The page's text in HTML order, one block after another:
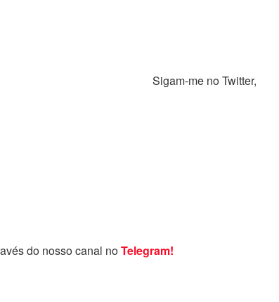
07/2021. Sigam-me no Twitter,
do nosso canal noTelegram!